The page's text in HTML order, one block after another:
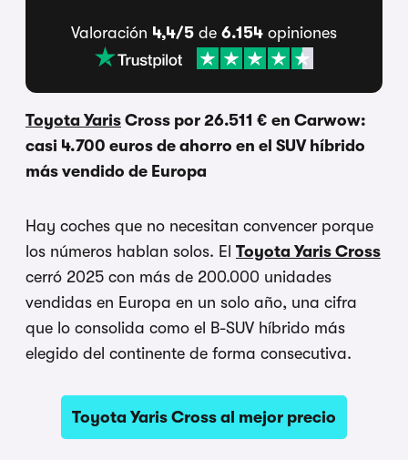
Valoración 4,4/5 de 6.154 opiniones
Toyota Yaris Cross por 26.511 € en Carwow:
casi 4.700 euros de ahorro en el SUV híbrido
más vendido de Europa
Hay coches que no necesitan convencer porque
los números hablan solos. El Toyota Yaris Cross
cerró 2025 con más de 200.000 unidades
vendidas en Europa en un solo año, una cifra
que lo consolida como el B-SUV híbrido más
elegido del continente de forma consecutiva.
Toyota Yaris Cross al mejor precio